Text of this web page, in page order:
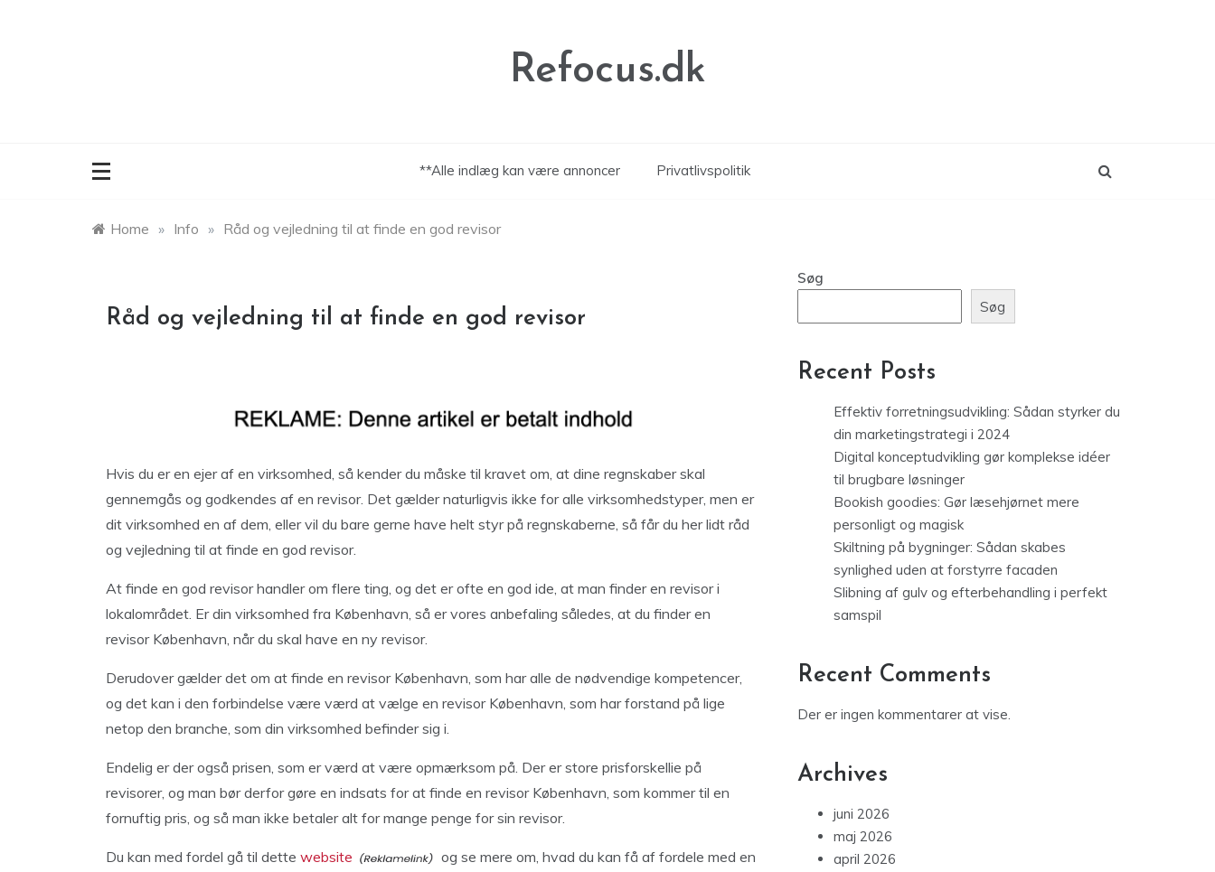
Refocus.dk
**Alle indlæg kan være annoncer Privatlivspolitik
Home » Info » Råd og vejledning til at finde en god revisor
Råd og vejledning til at finde en god revisor
Hvis du er en ejer af en virksomhed, så kender du måske til kravet om, at dine regnskaber skal
gennemgås og godkendes af en revisor. Det gælder naturligvis ikke for alle virksomhedstyper, men er
dit virksomhed en af dem, eller vil du bare gerne have helt styr på regnskaberne, så får du her lidt råd
og vejledning til at finde en god revisor.
At finde en god revisor handler om flere ting, og det er ofte en god ide, at man finder en revisor i
lokalområdet. Er din virksomhed fra København, så er vores anbefaling således, at du finder en
revisor København, når du skal have en ny revisor.
Derudover gælder det om at finde en revisor København, som har alle de nødvendige kompetencer,
og det kan i den forbindelse være værd at vælge en revisor København, som har forstand på lige
netop den branche, som din virksomhed befinder sig i.
Endelig er der også prisen, som er værd at være opmærksom på. Der er store prisforskellie på
revisorer, og man bør derfor gøre en indsats for at finde en revisor København, som kommer til en
fornuftig pris, og så man ikke betaler alt for mange penge for sin revisor.
Du kan med fordel gå til dette website
og se mere om, hvad du kan få af fordele med en
Søg
Søg
Recent Posts
Effektiv forretningsudvikling: Sådan styrker du
din marketingstrategi i 2024
Digital konceptudvikling gør komplekse idéer
til brugbare løsninger
Bookish goodies: Gør læsehjørnet mere
personligt og magisk
Skiltning på bygninger: Sådan skabes
synlighed uden at forstyrre facaden
Slibning af gulv og efterbehandling i perfekt
samspil
Recent Comments
Der er ingen kommentarer at vise.
Archives
juni 2026
maj 2026
april 2026